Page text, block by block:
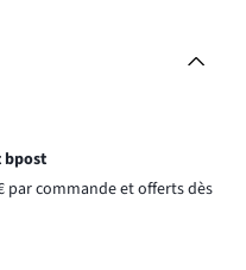
bpost
par commande et offerts dès